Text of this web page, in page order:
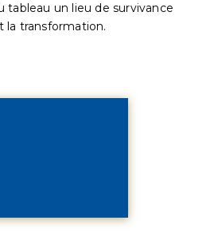
tableau un lieu de survivance
la transformation.